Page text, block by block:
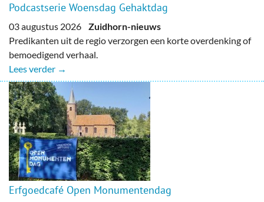
Podcastserie Woensdag Gehaktdag
03 augustus 2026 Zuidhorn-nieuws
Predikanten uit de regio verzorgen een korte overdenking of
bemoedigend verhaal.
Lees verder →
Erfgoedcafé Open Monumentendag